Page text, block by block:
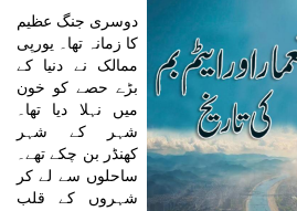
دوسری جنگ عظیم
کا زمانہ تھا۔ یورپی
ممالک نے دنیا کے
بڑے حصے کو خون
میں نہلا دیا تھا۔
شہر کے شہر
کھنڈر بن چکے تھے۔
ساحلوں سے لے کر
شہروں کے قلب